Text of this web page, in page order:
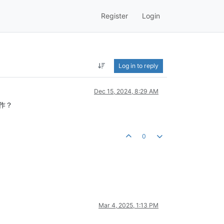
Register Login
Log in to reply
Dec 15, 2024, 8:29 AM
？
0
Mar 4, 2025, 1:13 PM